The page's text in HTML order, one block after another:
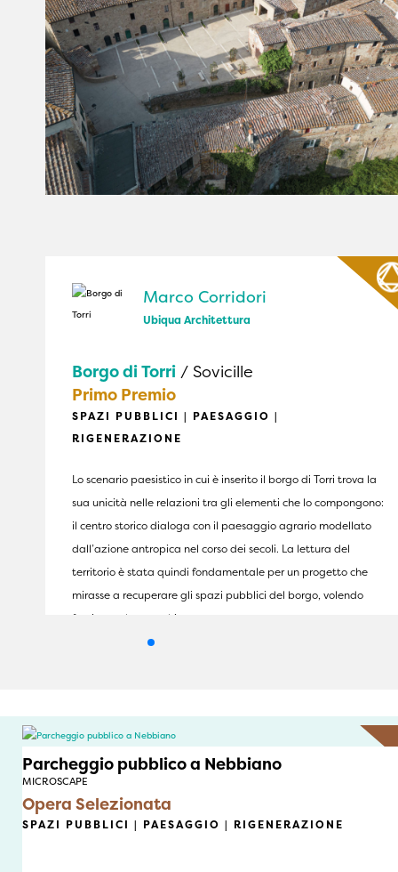
Marco Corridori
Ubiqua Architettura
Borgo di Torri / Sovicille
Primo Premio
SPAZI PUBBLICI | PAESAGGIO |
RIGENERAZIONE
Lo scenario paesistico in cui è inserito il borgo di Torri trova la
sua unicità nelle relazioni tra gli elementi che lo compongono:
il centro storico dialoga con il paesaggio agrario modellato
dall’azione antropica nel corso dei secoli. La lettura del
territorio è stata quindi fondamentale per un progetto che
mirasse a recuperare gli spazi pubblici del borgo, volendo
fornire anche una chiave …
Parcheggio pubblico a Nebbiano
MICROSCAPE
Opera Selezionata
SPAZI PUBBLICI | PAESAGGIO | RIGENERAZIONE